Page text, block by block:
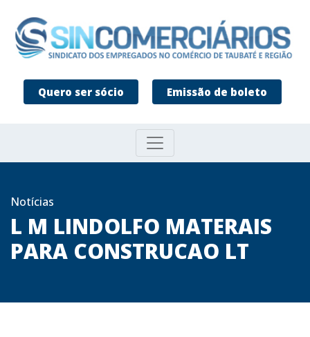
Quero ser sócio Emissão de boleto
Notícias
L M LINDOLFO MATERAIS
PARA CONSTRUCAO LT